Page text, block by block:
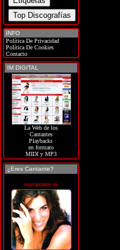
INFO
Política De Privacidad
Política De Cookies
Contacto
IM DIGITAL
La Web de los
Cantantes
Playbacks
en formato
MIDI y MP3
¿Eres Cantante?
soycantante.es